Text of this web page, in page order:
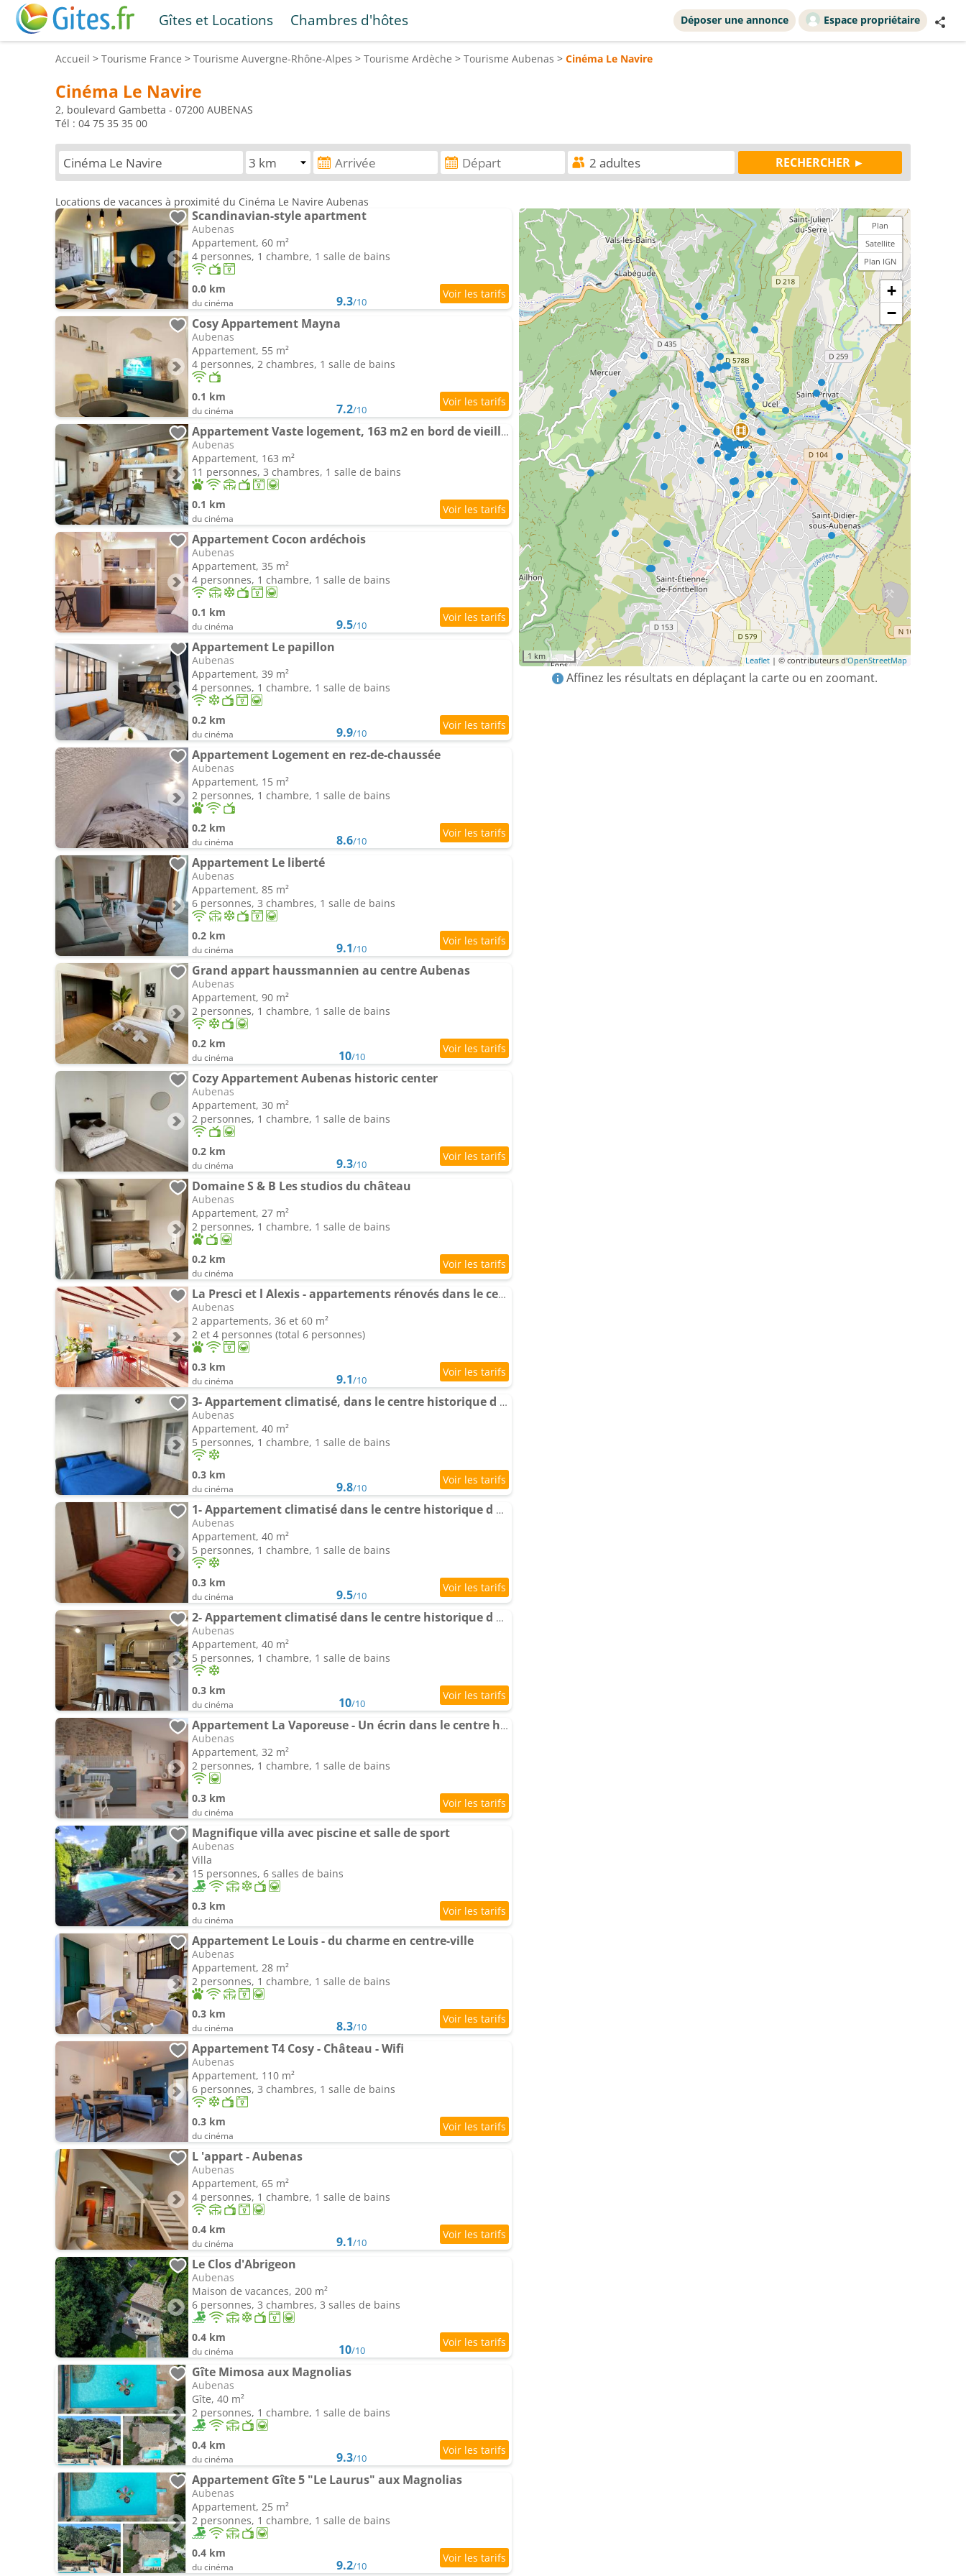
Gîtes et Locations Chambres d'hôtes Déposer une annonce Espace propriétaire
Accueil > Tourisme France > Tourisme Auvergne-Rhône-Alpes > Tourisme Ardèche > Tourisme Aubenas > Cinéma Le Navire
Cinéma Le Navire
2, boulevard Gambetta - 07200 AUBENAS
Tél : 04 75 35 35 00
Locations de vacances à proximité du Cinéma Le Navire Aubenas
Scandinavian-style apartment
Aubenas
Appartement, 60 m²
4 personnes, 1 chambre, 1 salle de bains
0.0 km
du cinéma 9.3/10
Cosy Appartement Mayna
Aubenas
Appartement, 55 m²
4 personnes, 2 chambres, 1 salle de bains
0.1 km
du cinéma 7.2/10
Appartement Vaste logement, 163 m2 en bord de vieille ville
Aubenas
Appartement, 163 m²
11 personnes, 3 chambres, 1 salle de bains
0.1 km
du cinéma
Appartement Cocon ardéchois
Aubenas
Appartement, 35 m²
4 personnes, 1 chambre, 1 salle de bains
0.1 km
du cinéma 9.5/10
Appartement Le papillon
Aubenas
Appartement, 39 m²
4 personnes, 1 chambre, 1 salle de bains
0.2 km
du cinéma 9.9/10
Appartement Logement en rez-de-chaussée
Aubenas
Appartement, 15 m²
2 personnes, 1 chambre, 1 salle de bains
0.2 km
du cinéma 8.6/10
Appartement Le liberté
Aubenas
Appartement, 85 m²
6 personnes, 3 chambres, 1 salle de bains
0.2 km
du cinéma 9.1/10
Grand appart haussmannien au centre Aubenas
Aubenas
Appartement, 90 m²
2 personnes, 1 chambre, 1 salle de bains
0.2 km
du cinéma 10/10
Cozy Appartement Aubenas historic center
Aubenas
Appartement, 30 m²
2 personnes, 1 chambre, 1 salle de bains
0.2 km
du cinéma 9.3/10
Domaine S & B Les studios du château
Aubenas
Appartement, 27 m²
2 personnes, 1 chambre, 1 salle de bains
0.2 km
du cinéma
La Presci et l Alexis - appartements rénovés dans le centre historique
Aubenas
2 appartements, 36 et 60 m²
2 et 4 personnes (total 6 personnes)
0.3 km
du cinéma 9.1/10
3- Appartement climatisé, dans le centre historique d Aubenas
Aubenas
Appartement, 40 m²
5 personnes, 1 chambre, 1 salle de bains
0.3 km
du cinéma 9.8/10
1- Appartement climatisé dans le centre historique d Aubenas
Aubenas
Appartement, 40 m²
5 personnes, 1 chambre, 1 salle de bains
0.3 km
du cinéma 9.5/10
2- Appartement climatisé dans le centre historique d Aubenas
Aubenas
Appartement, 40 m²
5 personnes, 1 chambre, 1 salle de bains
0.3 km
du cinéma 10/10
Appartement La Vaporeuse - Un écrin dans le centre historique
Aubenas
Appartement, 32 m²
2 personnes, 1 chambre, 1 salle de bains
0.3 km
du cinéma
Magnifique villa avec piscine et salle de sport
Aubenas
Villa
15 personnes, 6 salles de bains
0.3 km
du cinéma
Appartement Le Louis - du charme en centre-ville
Aubenas
Appartement, 28 m²
2 personnes, 1 chambre, 1 salle de bains
0.3 km
du cinéma 8.3/10
Appartement T4 Cosy - Château - Wifi
Aubenas
Appartement, 110 m²
6 personnes, 3 chambres, 1 salle de bains
0.3 km
du cinéma
L 'appart - Aubenas
Aubenas
Appartement, 65 m²
4 personnes, 1 chambre, 1 salle de bains
0.4 km
du cinéma 9.1/10
Le Clos d'Abrigeon
Aubenas
Maison de vacances, 200 m²
6 personnes, 3 chambres, 3 salles de bains
0.4 km
du cinéma 10/10
Gîte Mimosa aux Magnolias
Aubenas
Gîte, 40 m²
2 personnes, 1 chambre, 1 salle de bains
0.4 km
du cinéma 9.3/10
Appartement Gîte 5 "Le Laurus" aux Magnolias
Aubenas
Appartement, 25 m²
2 personnes, 1 chambre, 1 salle de bains
0.4 km
du cinéma 9.2/10
Plan
Satellite
Plan IGN
+
−
1 km Leaflet | © contributeurs d'OpenStreetMap
Affinez les résultats en déplaçant la carte ou en zoomant.